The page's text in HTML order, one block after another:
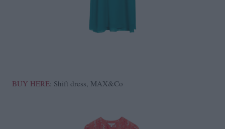
BUY HERE: Shift dress, MAX&Co